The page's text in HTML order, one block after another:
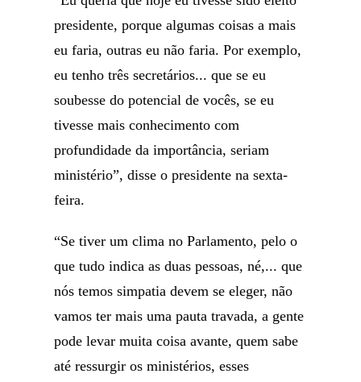
presidente, porque algumas coisas a mais
eu faria, outras eu não faria. Por exemplo,
eu tenho três secretários... que se eu
soubesse do potencial de vocês, se eu
tivesse mais conhecimento com
profundidade da importância, seriam
ministério”, disse o presidente na sexta-
feira.
“Se tiver um clima no Parlamento, pelo o
que tudo indica as duas pessoas, né,... que
nós temos simpatia devem se eleger, não
vamos ter mais uma pauta travada, a gente
pode levar muita coisa avante, quem sabe
até ressurgir os ministérios, esses